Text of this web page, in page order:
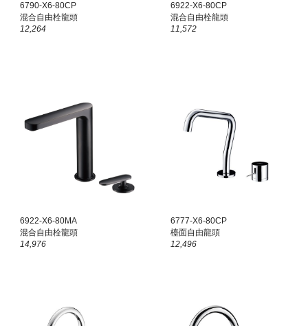
6790-X6-80CP
混合自由栓龍頭
12,264
6922-X6-80CP
混合自由栓龍頭
11,572
6922-X6-80MA
混合自由栓龍頭
14,976
6777-X6-80CP
檯面自由龍頭
12,496